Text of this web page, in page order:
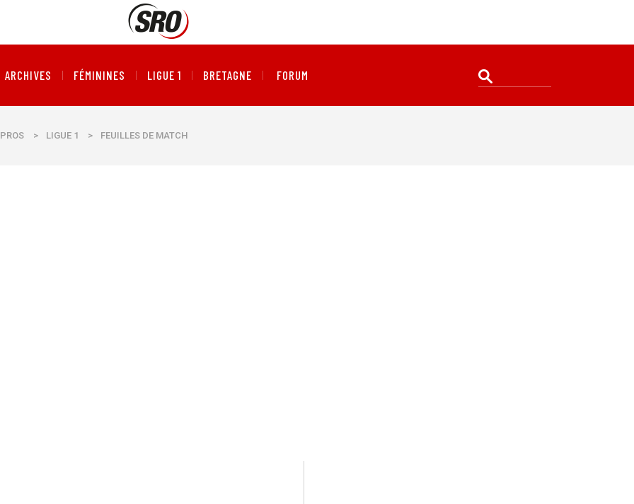
ARCHIVES FÉMININES LIGUE 1 BRETAGNE FORUM
PROS > LIGUE 1 > FEUILLES DE MATCH